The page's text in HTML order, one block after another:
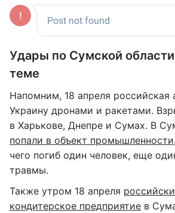
Удары по Сумской
теме
Напомним, 18 апреля российская
Украину дронами и ракетами.
в Харькове, Днепре и Сумах. В
попали в объект промышленности
чего погиб один человек, еще
травмы.
Также утром 18 апреля
кондитерское предприятие в